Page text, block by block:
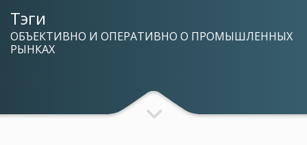
Тэги
ОБЪЕКТИВНО И ОПЕРАТИВНО О ПРОМЫШЛЕННЫХ
РЫНКАХ